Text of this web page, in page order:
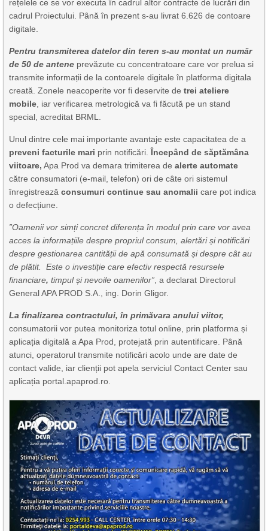
rețelele ce se vor executa în cadrul altor contracte de lucrări din
cadrul Proiectului. Până în prezent s-au livrat 6.626 de contoare
digitale.
Pentru transmiterea datelor din teren s-au montat un număr
de 50 de antene prevăzute cu concentratoare care vor prelua si
transmite informații de la contoarele digitale în platforma digitala
creată. Zonele neacoperite vor fi deservite detrei ateliere
mobile, iar verificarea metrologică va fi făcută pe un stand
special, acreditat BRML.
Unul dintre cele mai importante avantaje este capacitatea de a
preveni facturile mari prin notificări. Începând de săptămâna
viitoare, Apa Prod va demara trimiterea dealerte automate
către consumatori (e-mail, telefon) ori de câte ori sistemul
înregistreazăconsumuri continue sau anomalii care pot indica
o defecțiune.
”Oamenii vor simți concret diferența în modul prin care vor avea
acces la informațiile despre propriul consum, alertări și notificări
despre gestionarea cantității de apă consumată și despre cât au
de plătit.
Este o investiție care efectiv respectă resursele
financiare,timpul și nevoile oamenilor”, a declarat Directorul
General APA PROD S.A., ing. Dorin Gligor.
La finalizarea contractului, în primăvara anului viitor,
consumatorii vor putea monitoriza totul online, prin platforma și
aplicația digitală a Apa Prod, protejată prin autentificare. Până
atunci, operatorul transmite notificări acolo unde are date de
contact valide, iar clienții pot apela serviciul Contact Center sau
aplicația portal.apaprod.ro.